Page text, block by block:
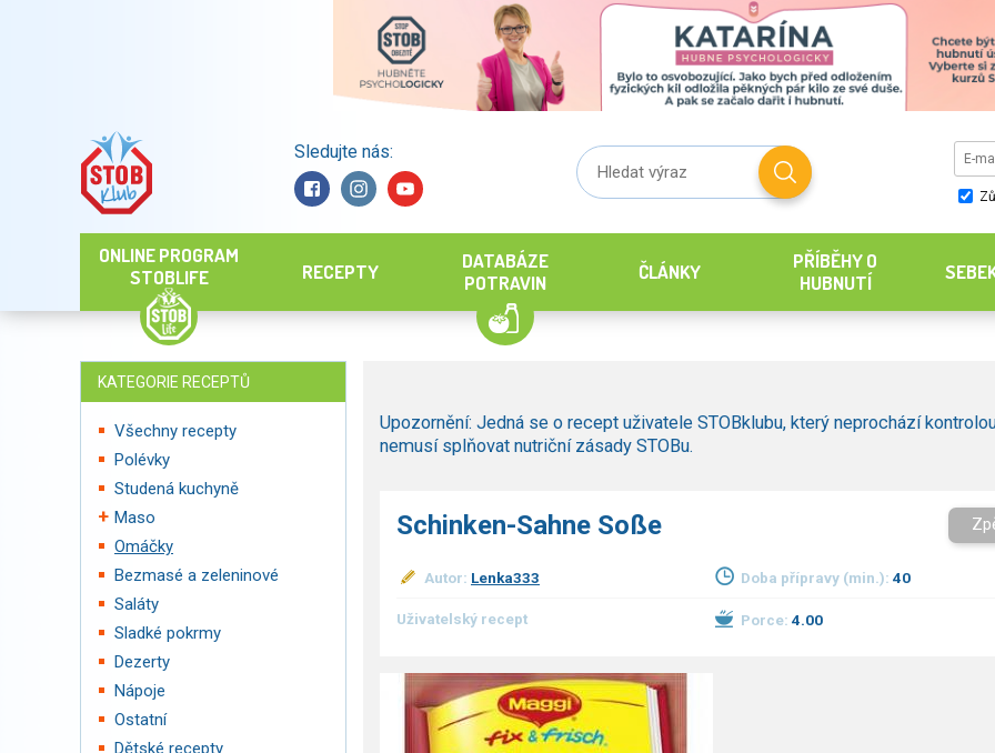
Sledujte nás:
ONLINE PROGRAM
STOBLIFE
RECEPTY
DATABÁZE
POTRAVIN
ČLÁNKY
PŘÍBĚHY O
HUBNUTÍ
KATEGORIE RECEPTŮ
Všechny recepty
Polévky
Studená kuchyně
Maso
Omáčky
Bezmasé a zeleninové
Saláty
Sladké pokrmy
Dezerty
Nápoje
Ostatní
Dětské recepty
Upozornění: Jedná se o recept uživatele STOBklubu, který neprochází
nemusí splňovat nutriční zásady STOBu.
Schinken-Sahne Soße
Autor: Lenka333 Doba přípravy (min.): 40
Uživatelský recept Porce: 4.00